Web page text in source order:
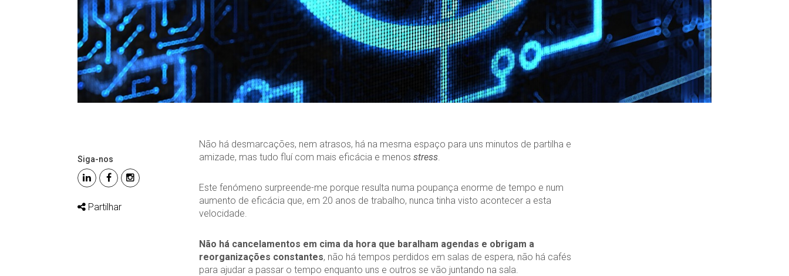
Siga-nos
Partilhar
Não há desmarcações, nem atrasos, há na mesma espaço para uns minutos de partilha e
amizade, mas tudo fluí com mais eficácia e menos stress.
Este fenómeno surpreende-me porque resulta numa poupança enorme de tempo e num
aumento de eficácia que, em 20 anos de trabalho, nunca tinha visto acontecer a esta
velocidade.
Não há cancelamentos em cima da hora que baralham agendas e obrigam a
reorganizações constantes, não há tempos perdidos em salas de espera, não há cafés
para ajudar a passar o tempo enquanto uns e outros se vão juntando na sala.